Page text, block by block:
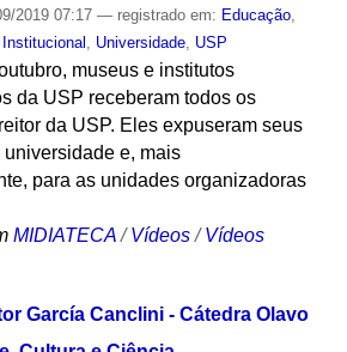
2019 07:17 — registrado em: Educação,
Institucional , Universidade, USP
museus e institutos
da USP receberam todos os
da USP. Eles expuseram seus
universidade e, mais
para as unidades organizadoras
MIDIATECA /Vídeos /Vídeos
García Canclini - Cátedra Olavo